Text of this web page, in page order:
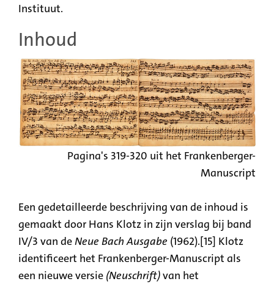
Instituut.
Inhoud
Pagina's 319-320 uit het Frankenberger-
Manuscript
Een gedetailleerde beschrijving van de inhoud is
gemaakt door Hans Klotz in zijn verslag bij band
IV/3 van deNeue Bach Ausgabe (1962).[15] Klotz
identificeert het Frankenberger-Manuscript als
een nieuwe versie (Neuschrift)van het